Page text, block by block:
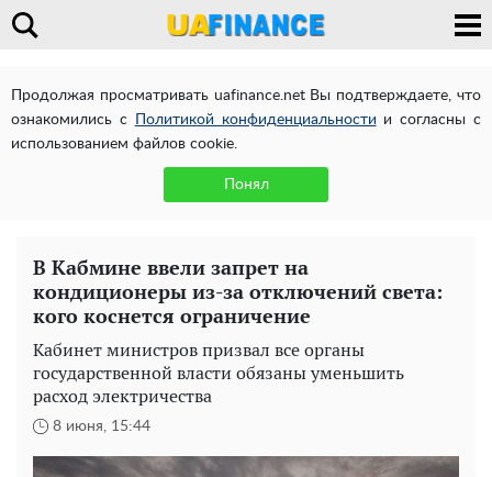
Продолжая просматривать uafinance.net Вы подтверждаете, что
ознакомились с
Политикой конфиденциальности и согласны с
использованием файлов cookie.
Понял
В Кабмине ввели запрет на
кондиционеры из-за отключений света:
кого коснется ограничение
Кабинет министров призвал все органы
государственной власти обязаны уменьшить
расход электричества
8 июня, 15:44